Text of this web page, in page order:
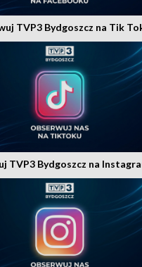
TVP3 Bydgoszcz na Tik
TVP3 Bydgoszcz na